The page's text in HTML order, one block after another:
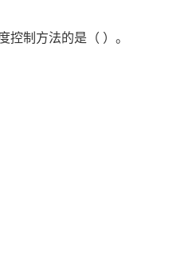
控制方法的是（ ）。